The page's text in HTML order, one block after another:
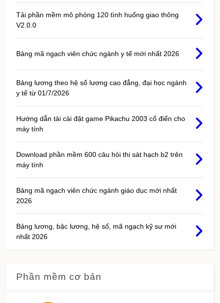
Tải phần mềm mô phỏng 120 tình huống giao thông
V2.0.0
Bảng mã ngạch viên chức ngành y tế mới nhất 2026
Bảng lương theo hệ số lương cao đẳng, đại học ngành
y tế từ 01/7/2026
Hướng dẫn tải cài đặt game Pikachu 2003 cổ điển cho
máy tính
Download phần mềm 600 câu hỏi thi sát hạch b2 trên
máy tính
Bảng mã ngạch viên chức ngành giáo dục mới nhất
2026
Bảng lương, bậc lương, hệ số, mã ngạch kỹ sư mới
nhất 2026
Phần mềm cơ bản